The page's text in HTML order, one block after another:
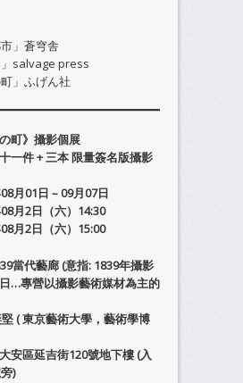
」蒼穹舎
salvage press
」ふげん社
町》攝影個展
一件 + 三本 限量簽名版攝影
月01日 – 09月07日
月2日（六）14:30
月2日（六）15:00
當代藝廊 (意指: 1839年攝影
…專營以攝影藝術媒材為主的
( 東京藝術大學，藝術學博
安區延吉街120號地下樓 (入
)